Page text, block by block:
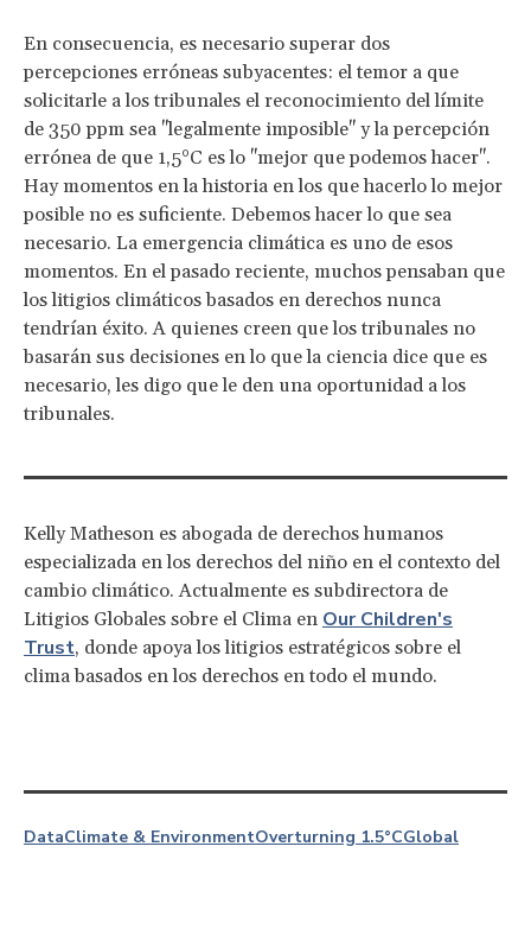
En consecuencia, es necesario superar dos
percepciones erróneas subyacentes: el temor a que
solicitarle a los tribunales el reconocimiento del límite
de 350 ppm sea "legalmente imposible" y la percepción
errónea de que 1,5°C es lo "mejor que podemos hacer".
Hay momentos en la historia en los que hacerlo lo mejor
posible no es suficiente. Debemos hacer lo que sea
necesario. La emergencia climática es uno de esos
momentos. En el pasado reciente, muchos pensaban que
los litigios climáticos basados en derechos nunca
tendrían éxito. A quienes creen que los tribunales no
basarán sus decisiones en lo que la ciencia dice que es
necesario, les digo que le den una oportunidad a los
tribunales.
Kelly Matheson es abogada de derechos humanos
especializada en los derechos del niño en el contexto del
cambio climático. Actualmente es subdirectora de
Litigios Globales sobre el Clima en Our Children's
Trust, donde apoya los litigios estratégicos sobre el
clima basados en los derechos en todo el mundo.
DataClimate & EnvironmentOverturning 1.5°CGlobal